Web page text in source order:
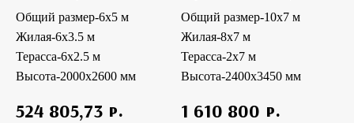
Общий размер-6x5 м
Жилая-6x3.5 м
Терасса-6x2.5 м
Высота-2000х2600 мм
524 805,73 р.
Общий размер-10x7 м
Жилая-8х7 м
Терасса-2x7 м
Высота-2400х3450 мм
1 610 800 р.